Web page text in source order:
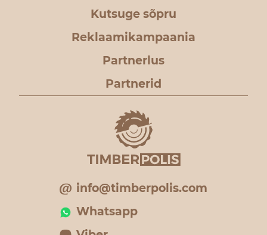
Kutsuge sõpru
Reklaamikampaania
Partnerlus
Partnerid
info@timberpolis.com
Whatsapp